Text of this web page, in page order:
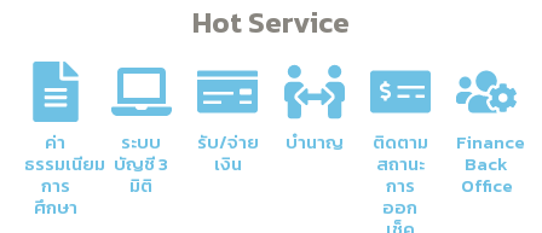
Hot Service
ค่า
ธรรมเนียม
การ
ศึกษา
ระบบ
บัญชี 3
มิติ
รับ/จ่าย
เงิน
บำนาญ ติดตาม
สถานะ
การ
ออก
Finance
Back
Office